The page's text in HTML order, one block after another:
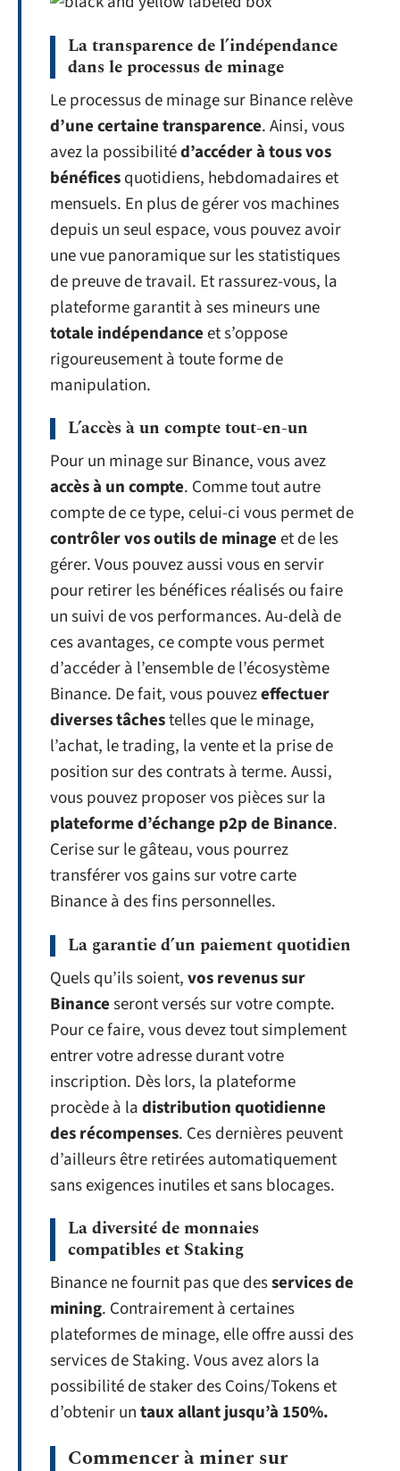
La transparence de l’indépendance
dans le processus de minage
Le processus de minage sur Binance relève
d’unecertaine transparence. Ainsi, vous
avez la possibilitéd’accéder à tous vos
bénéficesquotidiens, hebdomadaires et
mensuels. En plus de gérer vos machines
depuis un seul espace, vous pouvez avoir
une vue panoramique sur les statistiques
de preuve de travail. Et rassurez-vous, la
plateforme garantit à ses mineurs une
totale indépendanceet s’oppose
rigoureusement à toute forme de
manipulation.
L’accès à un compte tout-en-un
Pour un minage sur Binance, vous avez
accès à un compte. Comme tout autre
compte de ce type, celui-ci vous permet de
contrôler vos outils de minageet de les
gérer. Vous pouvez aussi vous en servir
pour retirer les bénéfices réalisés ou faire
un suivi de vos performances. Au-delà de
ces avantages, ce compte vous permet
d’accéder à l’ensemble de l’écosystème
Binance. De fait, vous pouvezeffectuer
diverses tâchestelles que le minage,
l’achat, le trading, la vente et la prise de
position sur des contrats à terme. Aussi,
vous pouvez proposer vos pièces sur la
plateforme d’échange p2p de Binance.
Cerise sur le gâteau, vous pourrez
transférer vos gains sur votre carte
Binance à des fins personnelles.
La garantie d’un paiement quotidien
Quels qu’ils soient,vos revenus sur
Binanceseront versés sur votre compte.
Pour ce faire, vous devez tout simplement
entrer votre adresse durant votre
inscription. Dès lors, la plateforme
procède à ladistribution quotidienne
des récompenses. Ces dernières peuvent
d’ailleurs être retirées automatiquement
sans exigences inutiles et sans blocages.
La diversité de monnaies
compatibles et Staking
Binance ne fournit pas que desservices de
mining. Contrairement à certaines
plateformes de minage, elle offre aussi des
services de Staking. Vous avez alors la
possibilité de staker des Coins/Tokens et
d’obtenir untaux allant jusqu’à 150%.
Commencer à miner sur